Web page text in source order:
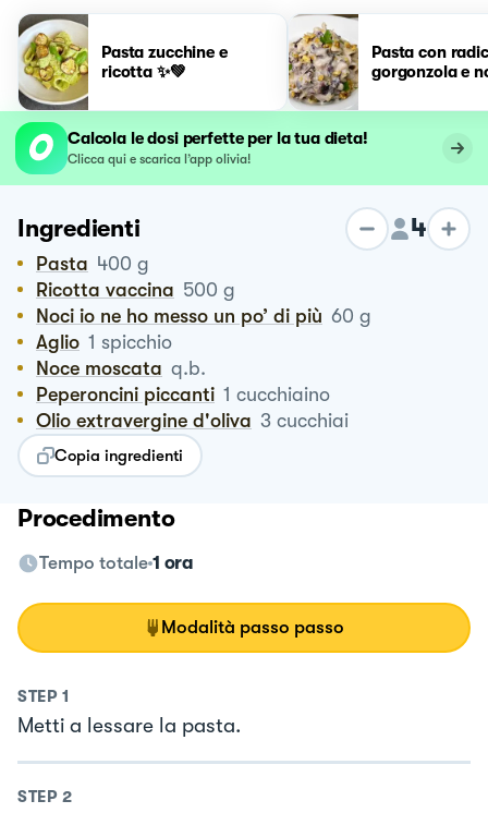
Pasta zucchine e
ricotta ✨💚
Pasta con
gorgonzola e
Calcola le dosi perfette per la tua dieta!
Clicca qui e scarica l’app olivia!
Ingredienti 4
Pasta 400 g
Ricotta vaccina 500 g
Noci io ne ho messo un po’ di più 60 g
Aglio 1 spicchio
Noce moscata q.b.
Peperoncini piccanti 1 cucchiaino
Olio extravergine d'oliva 3 cucchiai
Copia ingredienti
Procedimento
Tempo totale 1 ora
Modalità passo passo
STEP 1
Metti a lessare la pasta.
STEP 2